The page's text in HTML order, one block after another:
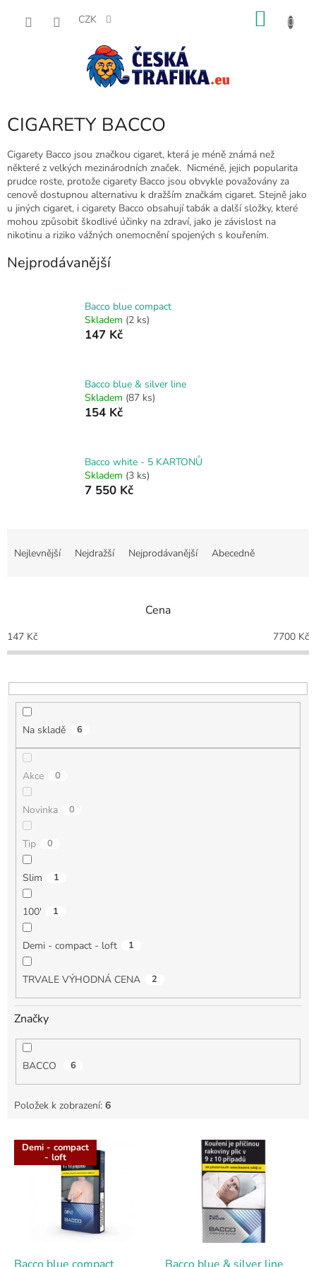
CZK
CIGARETY BACCO
Cigarety Bacco jsou značkou cigaret, která je méně známá než
některé z velkých mezinárodních značek. Nicméně, jejich popularita
prudce roste, protože cigarety Bacco jsou obvykle považovány za
cenově dostupnou alternativu k dražším značkám cigaret. Stejně jako
u jiných cigaret, i cigarety Bacco obsahují tabák a další složky, které
mohou způsobit škodlivé účinky na zdraví, jako je závislost na
nikotinu a riziko vážných onemocnění spojených s kouřením.
Nejprodávanější
Bacco blue compact
Skladem (2 ks)
147 Kč
Bacco blue & silver line
Skladem (87 ks)
154 Kč
Bacco white - 5 KARTONŮ
Skladem (3 ks)
7 550 Kč
p
r
o
u
Nejlevnější Nejdražší Nejprodávanější Abecedně
Cena
147 Kč 7700 Kč
Na skladě 6
Akce 0
Novinka 0
Tip 0
Slim 1
100' 1
Demi - compact - loft 1
TRVALE VÝHODNÁ CENA 2
Značky
BACCO 6
Položek k zobrazení: 6
V
p
Demi - compact
- loft